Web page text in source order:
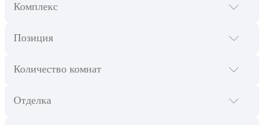
Комплекс
Позиция
Количество комнат
Отделка